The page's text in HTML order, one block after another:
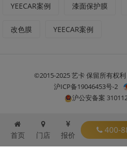
YEECAR案例 漆面保护膜
改色膜 YEECAR案例
©2015-2025 艺卡 保留所有权利
沪ICP备19046453号-2
沪公安备案
首页 门店 报价
400-